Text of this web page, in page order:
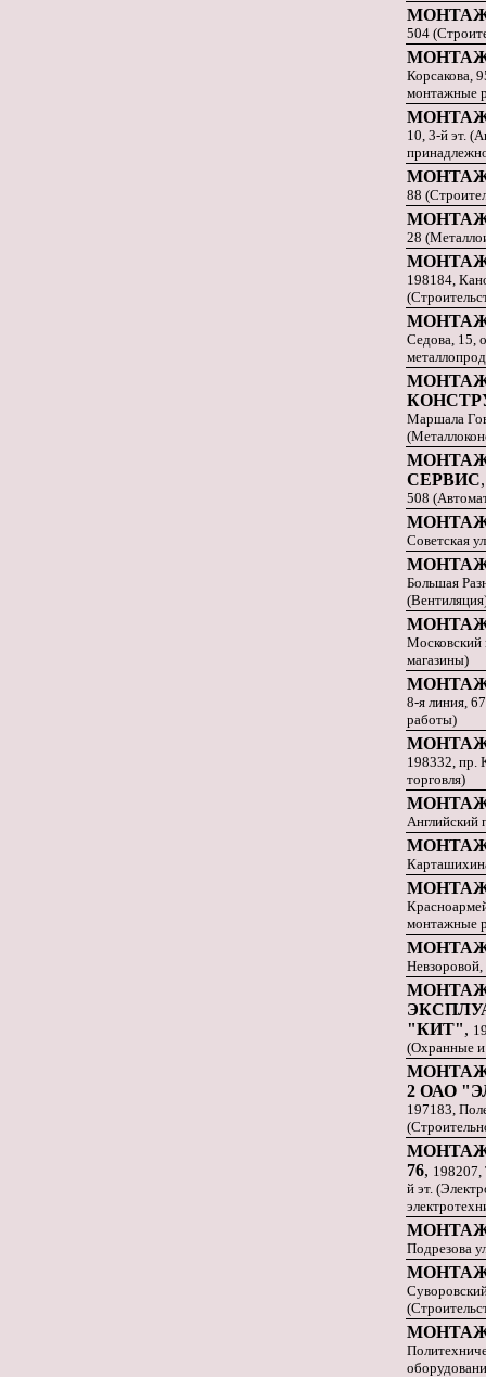
504
Корсакова,
монтажные
10, 3-й эт.
88
28
198184,
Седова, 15,
Маршала
СЕРВИС
508
Советская
Большая
Московский
магазины)
8-я линия,
работы)
198332, пр.
торговля)
Английский
монтажные
"КИТ",
(Охранные и
2 ОАО
197183,
76, 198207,
й эт.
Подрезова